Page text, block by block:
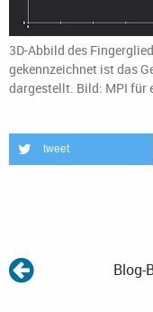
3D-Abbild des
gekennzeichnet ist das
dargestellt. Bild: MPI für
tweet
Blog-